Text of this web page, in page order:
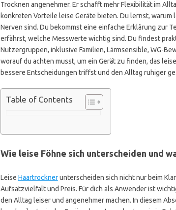
Trocknen angenehmer. Er schafft mehr Flexibilität im
konkreten Vorteile leise Geräte bieten. Du lernst,
Nerven sind. Du bekommst eine einfache Erklärung zur
erfährst, welche Messwerte wichtig sind. Du findest
Nutzergruppen, inklusive Familien, Lärmsensible, WG-
worauf du achten musst, um ein Gerät zu finden, das
bessere Entscheidungen triffst und den Alltag ruhiger
Table of Contents
Wie leise Föhne sich unterscheiden und
Leise Haartrocknerunterscheiden sich nicht nur beim
Aufsatzvielfalt und Preis. Für dich als Anwender ist
den Alltag leiser und angenehmer machen. In diesem